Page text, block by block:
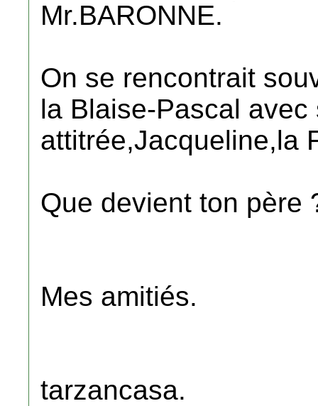
Mr.BARONNE.
On se rencontrait
la Blaise-Pascal avec
attitrée,Jacqueline,la
Que devient ton père
Mes amitiés.
tarzancasa.